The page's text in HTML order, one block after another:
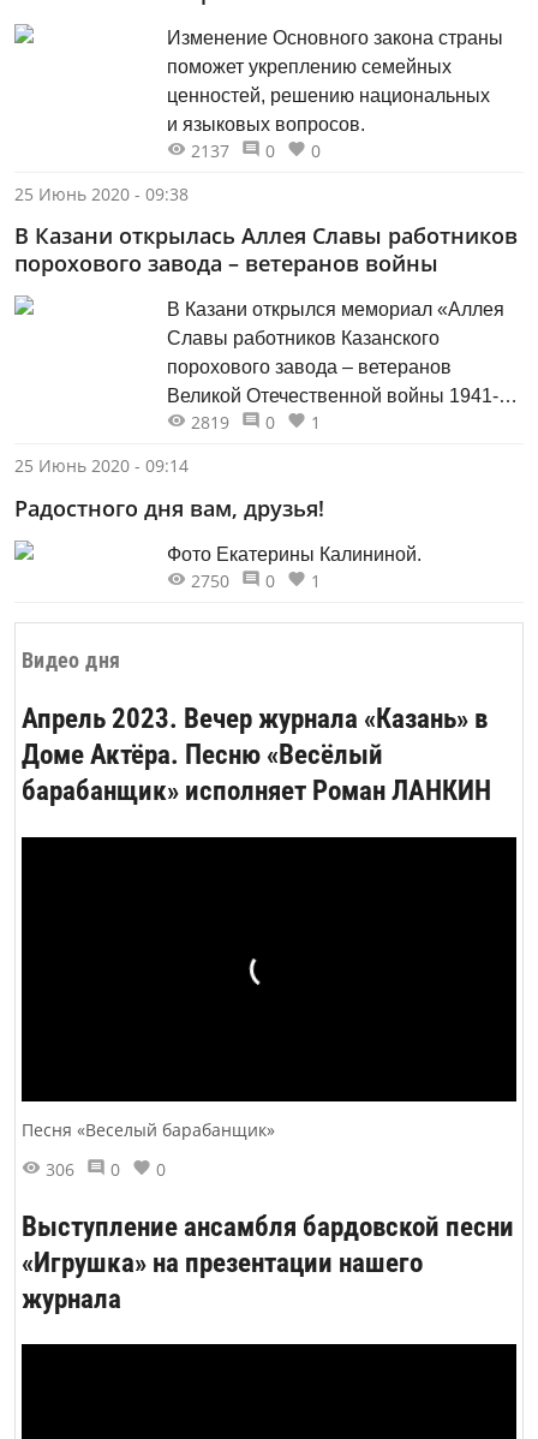
Видео дня
Апрель 2023. Вечер журнала «Казань» в
Доме Актёра. Песню «Весёлый
барабанщик» исполняет Роман ЛАНКИН
Песня «Веселый барабанщик»
306
0 0
Выступление ансамбля бардовской песни
«Игрушка» на презентации нашего
журнала
Изменение Основного закона страны
поможет укреплению семейных
ценностей, решению национальных
и языковых вопросов.
2137 0
0
25 Июнь 2020 - 09:38
В Казани открылась Аллея Славы работников
порохового завода – ветеранов войны
В Казани открылся мемориал «Аллея
Славы работников Казанского
порохового завода – ветеранов
Великой Отечественной войны 1941-
1945 годов».
2819 0
1
25 Июнь 2020 - 09:14
Радостного дня вам, друзья!
Фото Екатерины Калининой.
2750 0 1